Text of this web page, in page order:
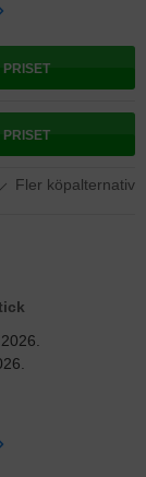
PRISET
PRISET
Fler köpalternativ